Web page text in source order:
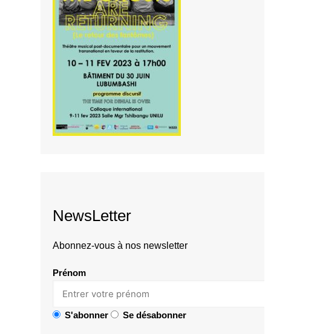
NewsLetter
Abonnez-vous à nos newsletter
Prénom
S'abonner Se désabonner